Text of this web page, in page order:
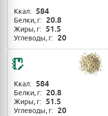
Ккал: 584
Белки, г: 20.8
Жиры, г: 51.5
Углеводы, г: 20
Ккал: 584
Белки, г: 20.8
Жиры, г: 51.5
Углеводы, г: 20